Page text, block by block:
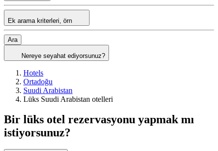
Ek arama kriterleri, örn
Ara
Nereye seyahat ediyorsunuz?
Hotels
Ortadoğu
Suudi Arabistan
Lüks Suudi Arabistan otelleri
Bir lüks otel rezervasyonu yapmak mı
istiyorsunuz?